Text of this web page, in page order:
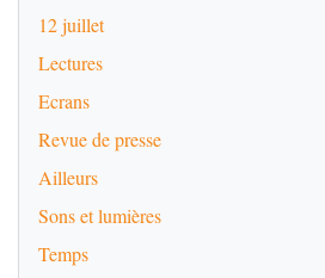
12 juillet
Lectures
Ecrans
Revue de presse
Ailleurs
Sons et lumières
Temps